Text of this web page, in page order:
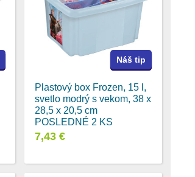
Náš tip
Plastový box Frozen, 15 l,
svetlo modrý s vekom, 38 x
28,5 x 20,5 cm
POSLEDNÉ 2 KS
7,43 €